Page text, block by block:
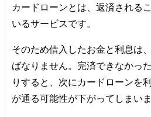
カードローンとは、返済される
いるサービスです。
そのため借入したお金と利息は
ばなりません。完済できなかっ
りすると、次にカードローンを
が通る可能性が下がってしまいま